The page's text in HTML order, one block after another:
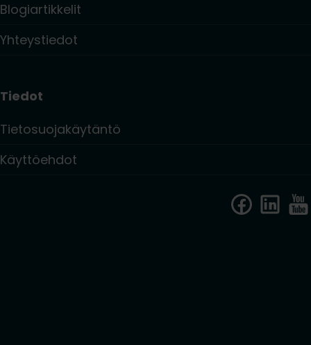
Blogiartikkelit
Yhteystiedot
Tiedot
Tietosuojakäytäntö
Käyttöehdot